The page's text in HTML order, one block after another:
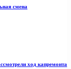
смена
ход капремонта